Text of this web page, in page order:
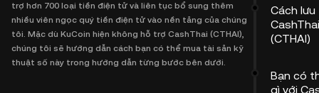
trợ hơn 700 loại tiền điện tử và liên tục bổ sung thêm
nhiều viên ngọc quý tiền điện tử vào nền tảng của chúng
tôi. Mặc dù KuCoin hiện không hỗ trợ CashThai (CTHAI),
chúng tôi sẽ hướng dẫn cách bạn có thể mua tài sản kỹ
thuật số này trong hướng dẫn từng bước bên dưới.
Cách lưu
CashThai
(CTHAI)
Bạn có
gì với